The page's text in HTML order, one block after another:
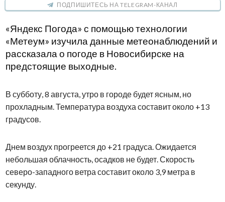
ПОДПИШИТЕСЬ НА TELEGRAM-КАНАЛ
«Яндекс Погода» с помощью технологии
«Метеум» изучила данные метеонаблюдений и
рассказала о погоде в Новосибирске на
предстоящие выходные.
В субботу, 8 августа, утро в городе будет ясным, но
прохладным. Температура воздуха составит около +13
градусов.
Днем воздух прогреется до +21 градуса. Ожидается
небольшая облачность, осадков не будет. Скорость
северо-западного ветра составит около 3,9 метра в
секунду.